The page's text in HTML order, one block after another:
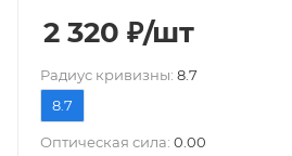
2 320 ₽/шт
Pадиус кривизны: 8.7
8.7
Оптическая сила: 0.00